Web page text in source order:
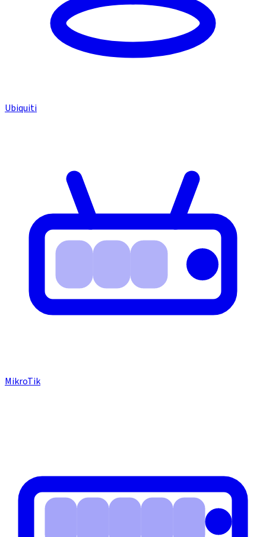
Ubiquiti
MikroTik